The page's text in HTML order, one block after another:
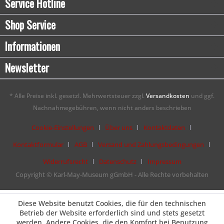
Service Hotline
Shop Service
Informationen
Newsletter
* Alle Preise inkl. gesetzl. Mehrwertsteuer zzgl. Versandkosten und ggf.
Nachnahmegebühren, wenn nicht anders beschrieben
Cookie-Einstellungen Über uns
Kontaktdaten
Kontaktformular
AGB
Versand und Zahlungsbedingungen
Widerrufsrecht
Datenschutz
Impressum
Copyright © Karl-May-Museum gGmbH - Alle Rechte vorbehalten
Diese Website benutzt Cookies, die für den technischen
Betrieb der Website erforderlich sind und stets gesetzt